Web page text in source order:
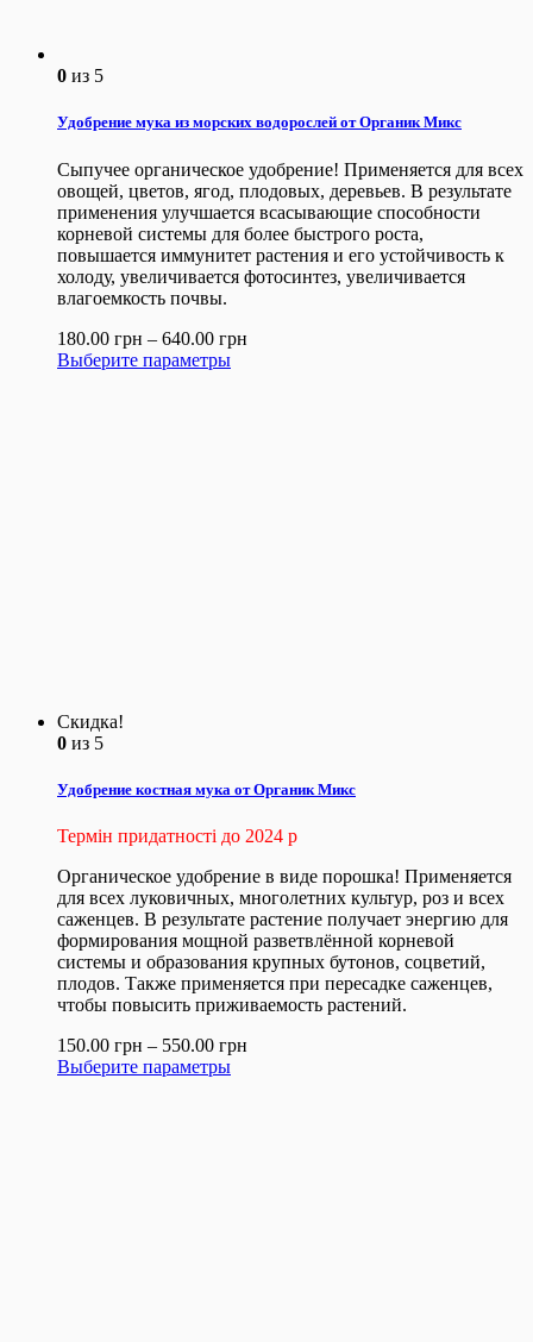
0 из 5
Удобрение мука из морских водорослей от Органик Микс
Сыпучее органическое удобрение! Применяется для всех
овощей, цветов, ягод, плодовых, деревьев. В результате
применения улучшается всасывающие способности
корневой системы для более быстрого роста,
повышается иммунитет растения и его устойчивость к
холоду, увеличивается фотосинтез, увеличивается
влагоемкость почвы.
180.00 грн – 640.00 грн
Выберите параметры
Скидка!
0 из 5
Удобрение костная мука от Органик Микс
Термін придатності до 2024 р
Органическое удобрение в виде порошка! Применяется
для всех луковичных, многолетних культур, роз и всех
саженцев. В результате растение получает энергию для
формирования мощной разветвлённой корневой
системы и образования крупных бутонов, соцветий,
плодов. Также применяется при пересадке саженцев,
чтобы повысить приживаемость растений.
150.00 грн – 550.00 грн
Выберите параметры